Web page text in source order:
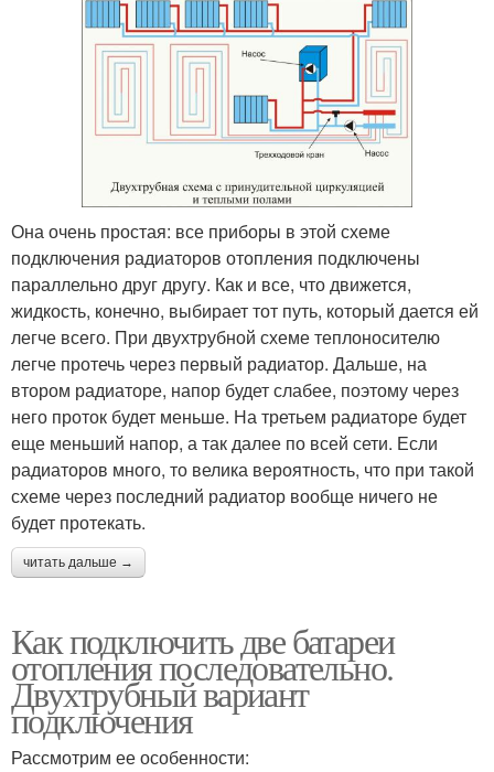
Она очень простая: все приборы в этой схеме
подключения радиаторов отопления подключены
параллельно друг другу. Как и все, что движется,
жидкость, конечно, выбирает тот путь, который дается ей
легче всего. При двухтрубной схеме теплоносителю
легче протечь через первый радиатор. Дальше, на
втором радиаторе, напор будет слабее, поэтому через
него проток будет меньше. На третьем радиаторе будет
еще меньший напор, а так далее по всей сети. Если
радиаторов много, то велика вероятность, что при такой
схеме через последний радиатор вообще ничего не
будет протекать.
читать дальше →
Как подключить две батареи
отопления последовательно.
Двухтрубный вариант
подключения
Рассмотрим ее особенности: